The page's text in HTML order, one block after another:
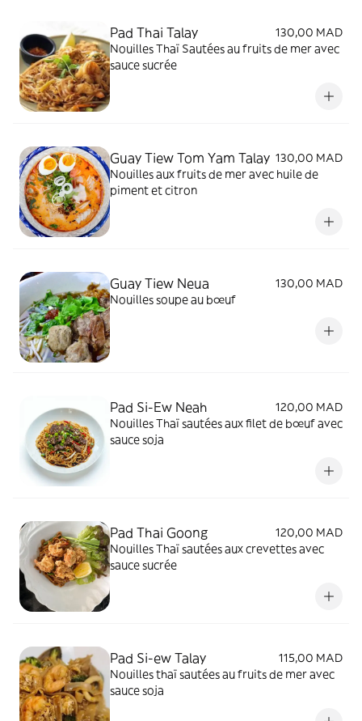
Pad Thai Talay
130,00 MAD
Nouilles Thaï Sautées au fruits de mer avec
sauce sucrée
Guay Tiew Tom Yam Talay 130,00 MAD
Nouilles aux fruits de mer avec huile de
piment et citron
Guay Tiew Neua
130,00 MAD
Nouilles soupe au bœuf
Pad Si-Ew Neah
120,00 MAD
Nouilles Thaï sautées aux filet de bœuf avec
sauce soja
Pad Thai Goong
120,00 MAD
Nouilles Thaï sautées aux crevettes avec
sauce sucrée
Pad Si-ew Talay
115,00 MAD
Nouilles thaï sautées au fruits de mer avec
sauce soja